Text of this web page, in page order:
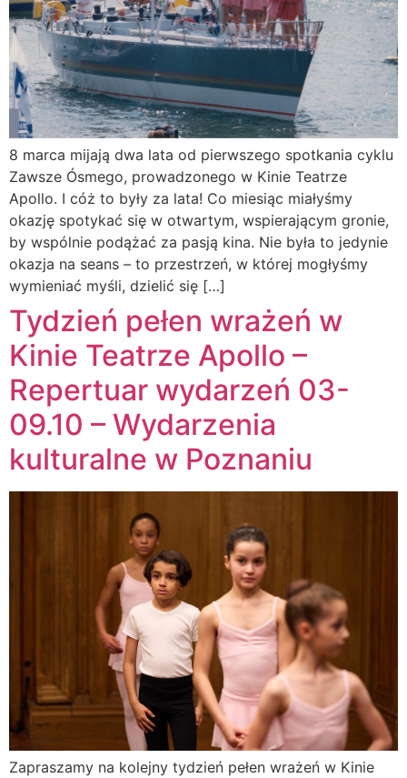
8 marca mijają dwa lata od pierwszego spotkania cyklu
Zawsze Ósmego, prowadzonego w Kinie Teatrze
Apollo. I cóż to były za lata! Co miesiąc miałyśmy
okazję spotykać się w otwartym, wspierającym gronie,
by wspólnie podążać za pasją kina. Nie była to jedynie
okazja na seans – to przestrzeń, w której mogłyśmy
wymieniać myśli, dzielić się […]
Tydzień pełen wrażeń w
Kinie Teatrze Apollo –
Repertuar wydarzeń 03-
09.10 – Wydarzenia
kulturalne w Poznaniu
Zapraszamy na kolejny tydzień pełen wrażeń w Kinie